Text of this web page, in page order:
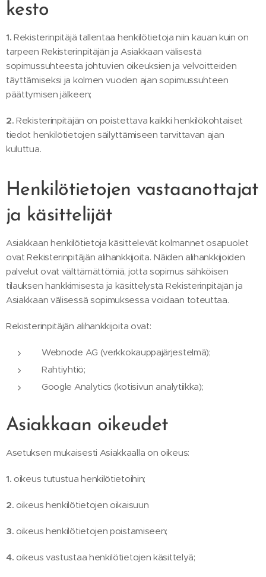
kesto
1.Rekisterinpitäjä tallentaa henkilötietoja niin kauan kuin on
tarpeen Rekisterinpitäjän ja Asiakkaan välisestä
sopimussuhteesta johtuvien oikeuksien ja velvoitteiden
täyttämiseksi ja kolmen vuoden ajan sopimussuhteen
päättymisen jälkeen;
2.Rekisterinpitäjän on poistettava kaikki henkilökohtaiset
tiedot henkilötietojen säilyttämiseen tarvittavan ajan
kuluttua.
Henkilötietojen vastaanottajat
ja käsittelijät
Asiakkaan henkilötietoja käsittelevät kolmannet osapuolet
ovat Rekisterinpitäjän alihankkijoita. Näiden alihankkijoiden
palvelut ovat välttämättömiä, jotta sopimus sähköisen
tilauksen hankkimisesta ja käsittelystä Rekisterinpitäjän ja
Asiakkaan välisessä sopimuksessa voidaan toteuttaa.
Rekisterinpitäjän alihankkijoita ovat:
Webnode AG (verkkokauppajärjestelmä);
Rahtiyhtiö;
Google Analytics (kotisivun analytiikka);
Asiakkaan oikeudet
Asetuksen mukaisesti Asiakkaalla on oikeus:
1. oikeus tutustua henkilötietoihin;
2. oikeus henkilötietojen oikaisuun
3. oikeus henkilötietojen poistamiseen;
4. oikeus vastustaa henkilötietojen käsittelyä;